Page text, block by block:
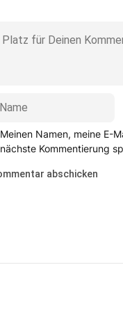
Meinen Namen, meine E-
nächste Kommentierung